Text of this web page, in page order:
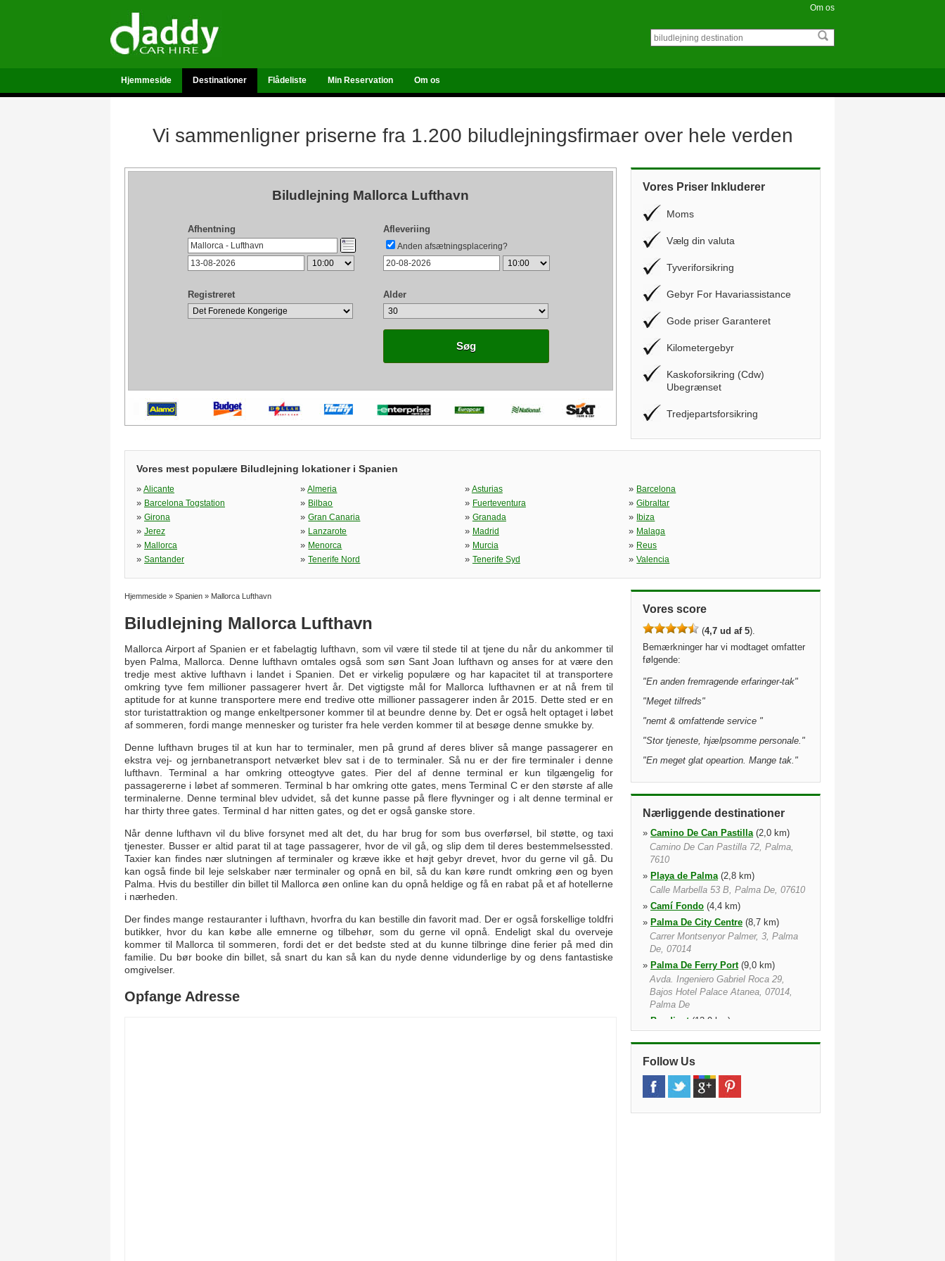
Om os
Hjemmeside Destinationer Flådeliste Min Reservation Om os
Vi sammenligner priserne fra 1.200 biludlejningsfirmaer over hele verden
Biludlejning Mallorca Lufthavn
Afhentning Afleveriing
Anden afsætningsplacering?
Registreret Alder
Søg
Vores Priser Inkluderer
Moms
Vælg din valuta
Tyveriforsikring
Gebyr For Havariassistance
Gode priser Garanteret
Kilometergebyr
Kaskoforsikring (Cdw)
Ubegrænset
Tredjepartsforsikring
Vores mest populære Biludlejning lokationer i Spanien
» Alicante »Almeria » Asturias » Barcelona
» Barcelona Togstation » Bilbao » Fuerteventura »Gibraltar
» Girona »Gran Canaria » Granada » Ibiza
» Jerez » Lanzarote » Madrid » Malaga
» Mallorca » Menorca » Murcia » Reus
» Santander »Tenerife Nord » Tenerife Syd »Valencia
Hjemmeside » Spanien » Mallorca Lufthavn
Biludlejning Mallorca Lufthavn
Mallorca Airport af Spanien er et fabelagtig lufthavn, som vil være til stede til at tjene du når du ankommer til
byen Palma, Mallorca. Denne lufthavn omtales også som søn Sant Joan lufthavn og anses for at være den
tredje mest aktive lufthavn i landet i Spanien. Det er virkelig populære og har kapacitet til at transportere
omkring tyve fem millioner passagerer hvert år. Det vigtigste mål for Mallorca lufthavnen er at nå frem til
aptitude for at kunne transportere mere end tredive otte millioner passagerer inden år 2015. Dette sted er en
stor turistattraktion og mange enkeltpersoner kommer til at beundre denne by. Det er også helt optaget i løbet
af sommeren, fordi mange mennesker og turister fra hele verden kommer til at besøge denne smukke by.
Denne lufthavn bruges til at kun har to terminaler, men på grund af deres bliver så mange passagerer en
ekstra vej- og jernbanetransport netværket blev sat i de to terminaler. Så nu er der fire terminaler i denne
lufthavn. Terminal a har omkring otteogtyve gates. Pier del af denne terminal er kun tilgængelig for
passagererne i løbet af sommeren. Terminal b har omkring otte gates, mens Terminal C er den største af alle
terminalerne. Denne terminal blev udvidet, så det kunne passe på flere flyvninger og i alt denne terminal er
har thirty three gates. Terminal d har nitten gates, og det er også ganske store.
Når denne lufthavn vil du blive forsynet med alt det, du har brug for som bus overførsel, bil støtte, og taxi
tjenester. Busser er altid parat til at tage passagerer, hvor de vil gå, og slip dem til deres bestemmelsessted.
Taxier kan findes nær slutningen af terminaler og kræve ikke et højt gebyr drevet, hvor du gerne vil gå. Du
kan også finde bil leje selskaber nær terminaler og opnå en bil, så du kan køre rundt omkring øen og byen
Palma. Hvis du bestiller din billet til Mallorca øen online kan du opnå heldige og få en rabat på et af hotellerne
i nærheden.
Der findes mange restauranter i lufthavn, hvorfra du kan bestille din favorit mad. Der er også forskellige toldfri
butikker, hvor du kan købe alle emnerne og tilbehør, som du gerne vil opnå. Endeligt skal du overveje
kommer til Mallorca til sommeren, fordi det er det bedste sted at du kunne tilbringe dine ferier på med din
familie. Du bør booke din billet, så snart du kan så kan du nyde denne vidunderlige by og dens fantastiske
omgivelser.
Opfange Adresse
Vores score
(4,7 ud af 5).
Bemærkninger har vi modtaget omfatter
følgende:
"En anden fremragende erfaringer-tak"
"Meget tilfreds"
"nemt & omfattende service "
"Stor tjeneste, hjælpsomme personale. "
"En meget glat opeartion. Mange tak. "
Nærliggende destinationer
» Camino De Can Pastilla(2,0 km)
Camino De Can Pastilla 72, Palma,
7610
» Playa de Palma(2,8 km)
Calle Marbella 53 B, Palma De, 07610
» Camí Fondo (4,4 km)
» Palma De City Centre (8,7 km)
Carrer Montsenyor Palmer, 3, Palma
De, 07014
» Palma De Ferry Port(9,0 km)
Avda. Ingeniero Gabriel Roca 29,
Bajos Hotel Palace Atanea, 07014,
Palma De
Bendinat (13,9 km)
Calvià
Magalluf
(17,9 km)
Magalluf, Magalluf, 07181
Follow Us